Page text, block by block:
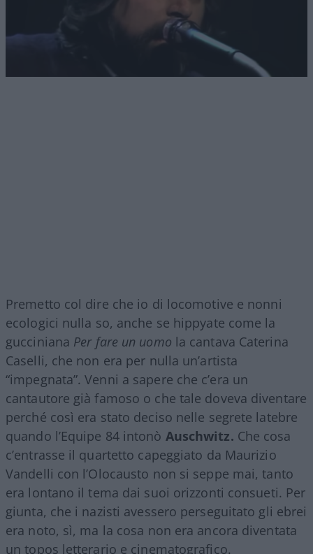
Premetto col dire che io di locomotive e nonni
ecologici nulla so, anche se hippyate come la
gucciniana Per fare un uomo la cantava Caterina
Caselli, che non era per nulla un’artista
“impegnata”. Venni a sapere che c’era un
cantautore già famoso o che tale doveva diventare
perché così era stato deciso nelle segrete latebre
quando l’Equipe 84 intonò Auschwitz. Che cosa
c’entrasse il quartetto capeggiato da Maurizio
Vandelli con l’Olocausto non si seppe mai, tanto
era lontano il tema dai suoi orizzonti consueti. Per
giunta, che i nazisti avessero perseguitato gli ebrei
era noto, sì, ma la cosa non era ancora diventata
un topos letterario e cinematografico.